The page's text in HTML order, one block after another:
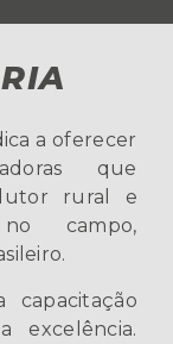
a oferecer
que
rural e
campo,
capacitação
excelência.